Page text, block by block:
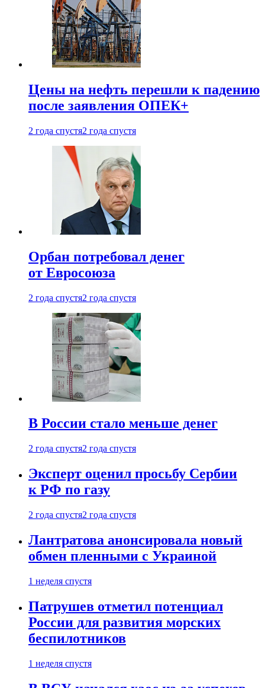
Цены на нефть перешли к падению
после заявления ОПЕК+
2 года спустя2 года спустя
Орбан потребовал денег
от Евросоюза
2 года спустя2 года спустя
В России стало меньше денег
2 года спустя2 года спустя
Эксперт оценил просьбу Сербии
к РФ по газу
2 года спустя2 года спустя
Лантратова анонсировала новый
обмен пленными с Украиной
1 неделя спустя
Патрушев отметил потенциал
России для развития морских
беспилотников
1 неделя спустя